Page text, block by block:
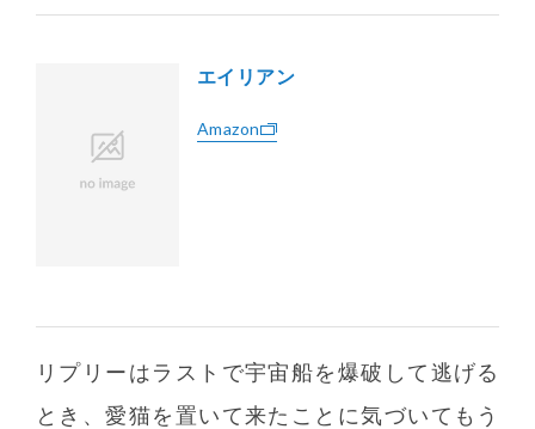
エイリアン
Amazon
リプリーはラストで宇宙船を爆破して逃げる
とき、愛猫を置いて来たことに気づいてもう